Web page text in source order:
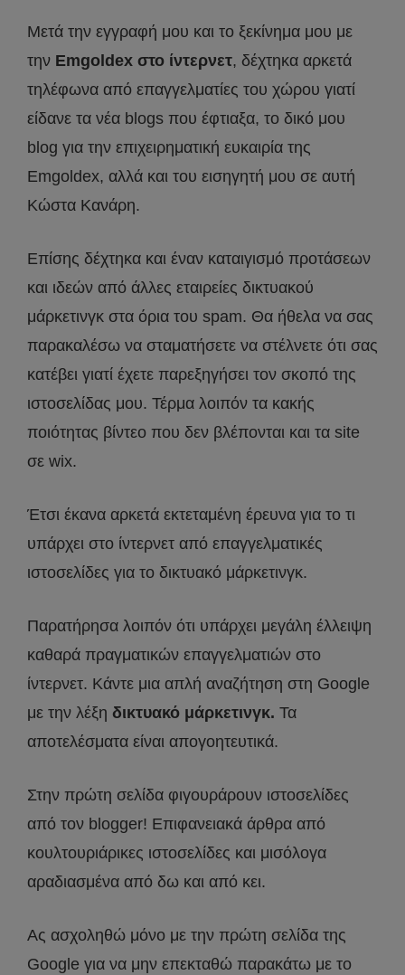
Μετά την εγγραφή μου και το ξεκίνημα μου με
την Emgoldex στο ίντερνετ, δέχτηκα αρκετά
τηλέφωνα από επαγγελματίες του χώρου γιατί
είδανε τα νέα blogs που έφτιαξα, το δικό μου
blog για την επιχειρηματική ευκαιρία της
Emgoldex, αλλά και του εισηγητή μου σε αυτή
Κώστα Κανάρη.
Επίσης δέχτηκα και έναν καταιγισμό προτάσεων
και ιδεών από άλλες εταιρείες δικτυακού
μάρκετινγκ στα όρια του spam. Θα ήθελα να σας
παρακαλέσω να σταματήσετε να στέλνετε ότι σας
κατέβει γιατί έχετε παρεξηγήσει τον σκοπό της
ιστοσελίδας μου. Τέρμα λοιπόν τα κακής
ποιότητας βίντεο που δεν βλέπονται και τα site
σε wix.
Έτσι έκανα αρκετά εκτεταμένη έρευνα για το τι
υπάρχει στο ίντερνετ από επαγγελματικές
ιστοσελίδες για το δικτυακό μάρκετινγκ.
Παρατήρησα λοιπόν ότι υπάρχει μεγάλη έλλειψη
καθαρά πραγματικών επαγγελματιών στο
ίντερνετ. Κάντε μια απλή αναζήτηση στη Google
με την λέξη δικτυακό μάρκετινγκ. Τα
αποτελέσματα είναι απογοητευτικά.
Στην πρώτη σελίδα φιγουράρουν ιστοσελίδες
από τον blogger! Επιφανειακά άρθρα από
κουλτουριάρικες ιστοσελίδες και μισόλογα
αραδιασμένα από δω και από κει.
Ας ασχοληθώ μόνο με την πρώτη σελίδα της
Google για να μην επεκταθώ παρακάτω με το